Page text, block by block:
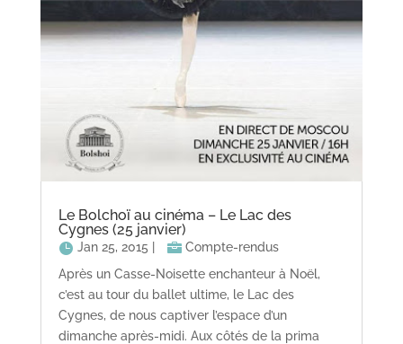
Le Bolchoï au cinéma – Le Lac des
Cygnes (25 janvier)
Jan 25, 2015
Compte-rendus
Après un Casse-Noisette enchanteur à Noël,
c’est au tour du ballet ultime, le Lac des
Cygnes, de nous captiver l’espace d’un
dimanche après-midi. Aux côtés de la prima